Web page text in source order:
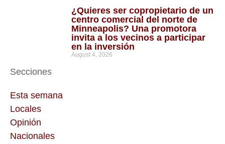
¿Quieres ser copropietario de un
centro comercial del norte de
Minneapolis? Una promotora
invita a los vecinos a participar
en la inversión
August 4, 2026
Secciones
Esta semana
Locales
Opinión
Nacionales